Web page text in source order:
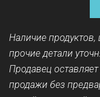
Наличие
прочие детали
Продавец
продажи без